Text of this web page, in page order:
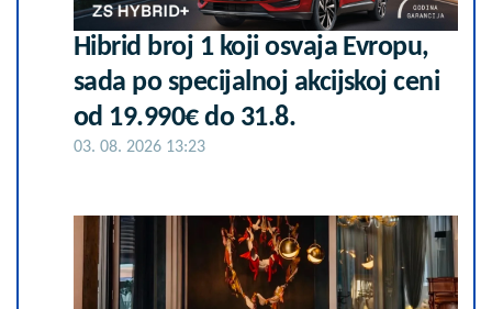
Hibrid broj 1 koji osvaja Evropu,
sada po specijalnoj akcijskoj ceni
od 19.990€ do 31.8.
03. 08. 2026 13:23